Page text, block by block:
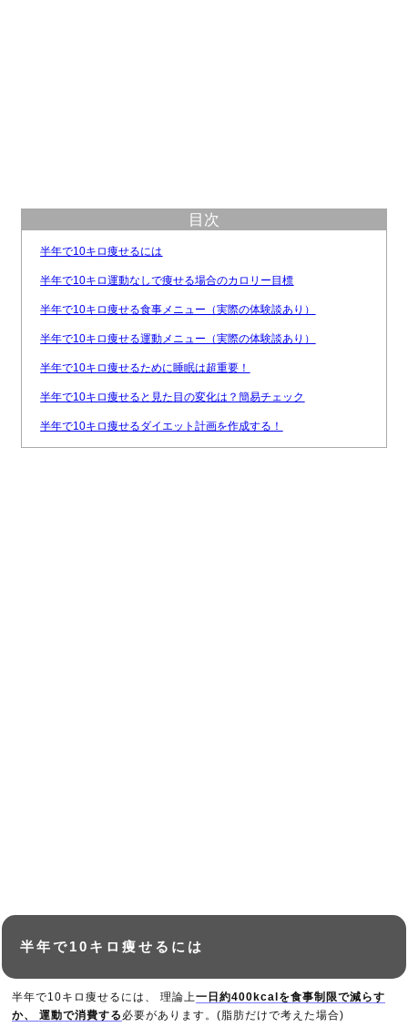
目次
半年で10キロ痩せるには
半年で10キロ運動なしで痩せる場合のカロリー目標
半年で10キロ痩せる食事メニュー（実際の体験談あり）
半年で10キロ痩せる運動メニュー（実際の体験談あり）
半年で10キロ痩せるために睡眠は超重要！
半年で10キロ痩せると見た目の変化は？簡易チェック
半年で10キロ痩せるダイエット計画を作成する！
半年で10キロ痩せるには
半年で10キロ痩せるには、 理論上一日約400kcalを食事制限で減らす
か、 運動で消費する 必要があります。(脂肪だけで考えた場合)